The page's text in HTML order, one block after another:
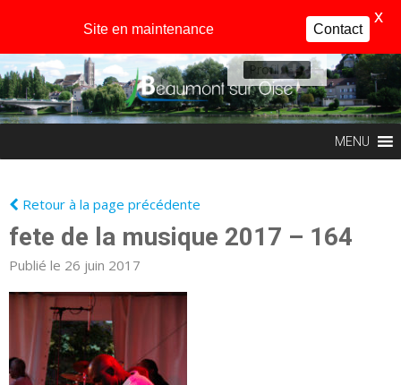
Profil
MENU
Retour à la page précédente
fete de la musique 2017 – 164
Publié le 26 juin 2017
Site en maintenance Contact
X